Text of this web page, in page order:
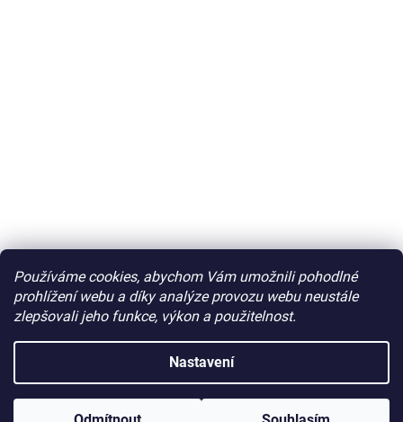
Používáme cookies, abychom Vám umožnili pohodlné
prohlížení webu a díky analýze provozu webu neustále
zlepšovali jeho funkce, výkon a použitelnost.
Nastavení